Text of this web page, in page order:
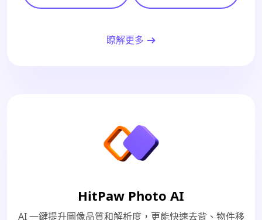
瞭解更多
HitPaw Photo AI
AI 一鍵提升圖像品質和解析度，更能快速去背、物件移